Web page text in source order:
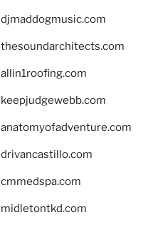
djmaddogmusic.com
thesoundarchitects.com
allin1roofing.com
keepjudgewebb.com
anatomyofadventure.com
drivancastillo.com
cmmedspa.com
midletontkd.com